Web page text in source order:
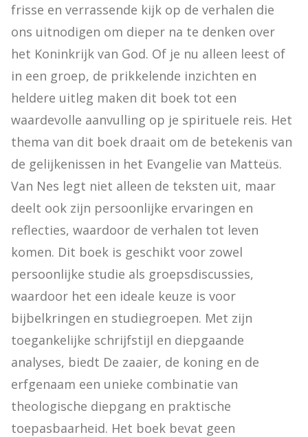
frisse en verrassende kijk op de verhalen die
ons uitnodigen om dieper na te denken over
het Koninkrijk van God. Of je nu alleen leest of
in een groep, de prikkelende inzichten en
heldere uitleg maken dit boek tot een
waardevolle aanvulling op je spirituele reis. Het
thema van dit boek draait om de betekenis van
de gelijkenissen in het Evangelie van Matteüs.
Van Nes legt niet alleen de teksten uit, maar
deelt ook zijn persoonlijke ervaringen en
reflecties, waardoor de verhalen tot leven
komen. Dit boek is geschikt voor zowel
persoonlijke studie als groepsdiscussies,
waardoor het een ideale keuze is voor
bijbelkringen en studiegroepen. Met zijn
toegankelijke schrijfstijl en diepgaande
analyses, biedt De zaaier, de koning en de
erfgenaam een unieke combinatie van
theologische diepgang en praktische
toepasbaarheid. Het boek bevat geen